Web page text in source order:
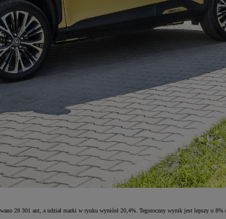
28 301 aut, a udział marki w rynku wyniósł 20,4%. Tegoroczny wynik jest lepszy o 8%